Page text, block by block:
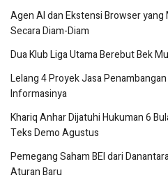
Agen AI dan Ekstensi Browser
Secara Diam-Diam
Dua Klub Liga Utama Berebut Bek
Lelang 4 Proyek Jasa
Informasinya
Khariq Anhar Dijatuhi Hukuman 6
Teks Demo Agustus
Pemegang Saham BEI dari
Aturan Baru